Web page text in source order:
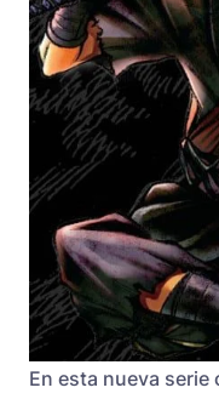
En esta nueva serie